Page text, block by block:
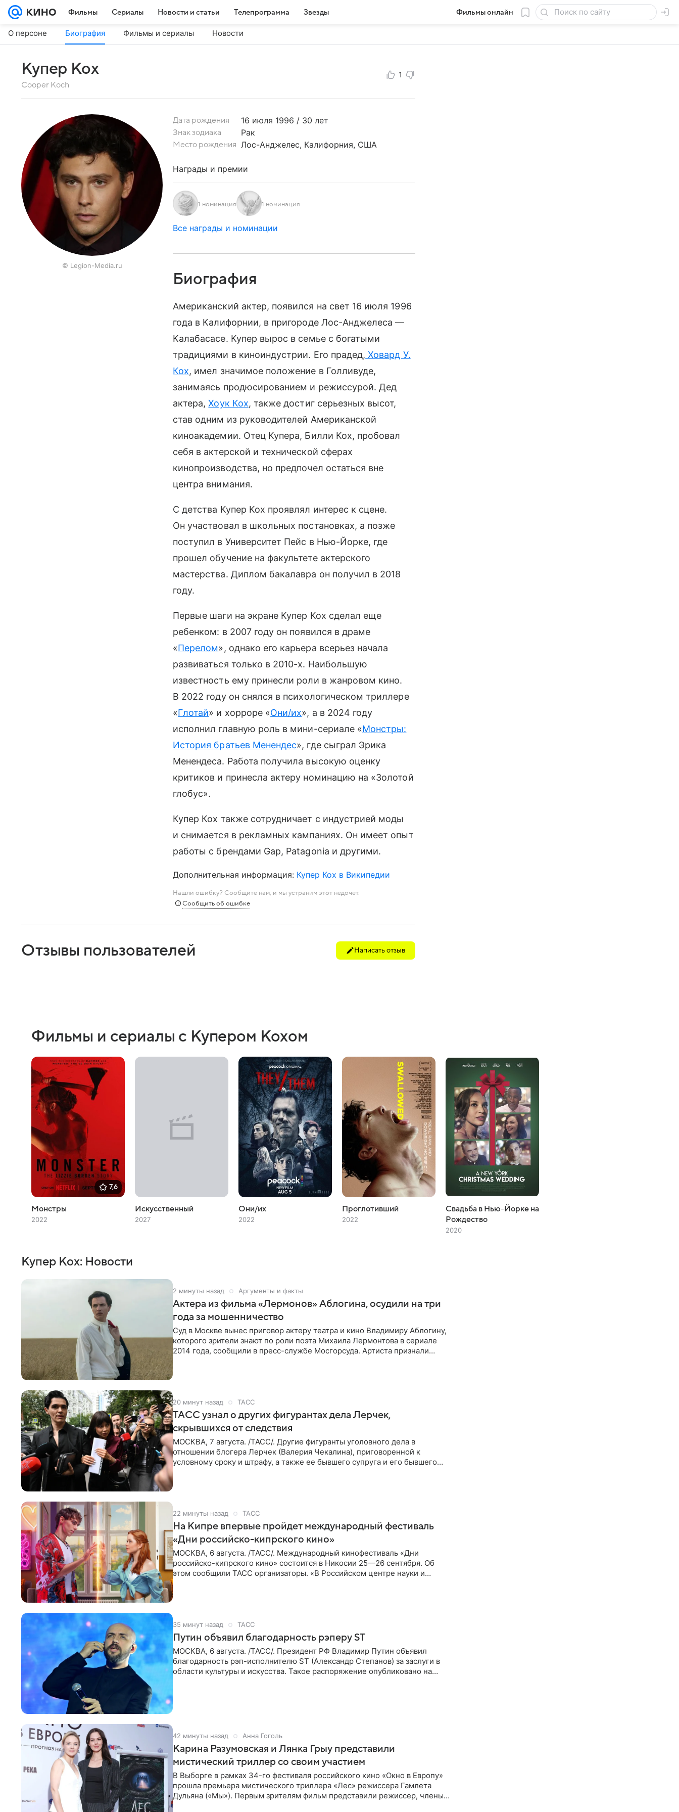
Фильмы Сериалы Новости и статьи Телепрограмма Звезды Фильмы онлайн
О персоне Биография Фильмы и сериалы Новости
Купер Кох
Cooper Koch
1
© Legion-Media.ru
Дата рождения 16 июля 1996 / 30 лет
Знак зодиака Рак
Место рождения Лос-Анджелес, Калифорния, США
Награды и премии
1 номинация 1 номинация
Все награды и номинации
Биография
Американский актер, появился на свет 16 июля 1996
года в Калифорнии, в пригороде Лос-Анджелеса —
Калабасасе. Купер вырос в семье с богатыми
традициями в киноиндустрии. Его прадед, Ховард У.
Кох, имел значимое положение в Голливуде,
занимаясь продюсированием и режиссурой. Дед
актера,Хоук Кох, также достиг серьезных высот,
став одним из руководителей Американской
киноакадемии. Отец Купера, Билли Кох, пробовал
себя в актерской и технической сферах
кинопроизводства, но предпочел остаться вне
центра внимания.
С детства Купер Кох проявлял интерес к сцене.
Он участвовал в школьных постановках, а позже
поступил в Университет Пейс в Нью-Йорке, где
прошел обучение на факультете актерского
мастерства. Диплом бакалавра он получил в 2018
году.
Первые шаги на экране Купер Кох сделал еще
ребенком: в 2007 году он появился в драме
«Перелом», однако его карьера всерьез начала
развиваться только в 2010-х. Наибольшую
известность ему принесли роли в жанровом кино.
В 2022 году он снялся в психологическом триллере
«Глотай» и хорроре «Они/их», а в 2024 году
исполнил главную роль в мини-сериале «Монстры:
История братьев Менендес», где сыграл Эрика
Менендеса. Работа получила высокую оценку
критиков и принесла актеру номинацию на «Золотой
глобус».
Купер Кох также сотрудничает с индустрией моды
и снимается в рекламных кампаниях. Он имеет опыт
работы с брендами Gap, Patagonia и другими.
Дополнительная информация: Купер Кох в Википедии
Нашли ошибку? Сообщите нам, и мы устраним этот недочет.
Сообщить об ошибке
Отзывы пользователей Написать отзыв
Фильмы и сериалы с Купером Кохом
7,6
Монстры
2022
Искусственный
2027
Они/их
2022
Проглотивший
2022
Свадьба в Нью-Йорке на
Рождество
2020
Купер Кох: Новости
2 минуты назад Аргументы и факты
Актера из фильма «Лермонов» Аблогина, осудили на три
года за мошенничество
Суд в Москве вынес приговор актеру театра и кино Владимиру Аблогину,
которого зрители знают по роли поэта Михаила Лермонтова в сериале
2014 года, сообщили в пресс-службе Мосгорсуда. Артиста признали
20 минут назад ТАСС
ТАСС узнал о других фигурантах дела Лерчек,
скрывшихся от следствия
МОСКВА, 7 августа. /ТАСС/. Другие фигуранты уголовного дела в
отношении блогера Лерчек (Валерия Чекалина), приговоренной к
условному сроку и штрафу, а также ее бывшего супруга и его бывшего
22 минуты назад ТАСС
На Кипре впервые пройдет международный фестиваль
«Дни российско-кипрского кино»
МОСКВА, 6 августа. /ТАСС/. Международный кинофестиваль «Дни
российско-кипрского кино» состоится в Никосии 25—26 сентября. Об
этом сообщили ТАСС организаторы. «В Российском центре науки и
35 минут назад ТАСС
Путин объявил благодарность рэперу ST
МОСКВА, 6 августа. /ТАСС/. Президент РФ Владимир Путин объявил
благодарность рэп-исполнителю ST (Александр Степанов) за заслуги в
области культуры и искусства. Такое распоряжение опубликовано на
42 минуты назад Анна Гоголь
Карина Разумовская и Лянка Грыу представили
мистический триллер со своим участием
В Выборге в рамках 34-го фестиваля российского кино «Окно в Европу»
прошла премьера мистического триллера «Лес» режиссера Гамлета
Дульяна («Мы»). Первым зрителям фильм представили режиссер, члены